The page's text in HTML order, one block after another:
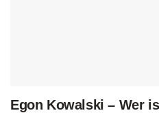
Egon Kowalski – Wer